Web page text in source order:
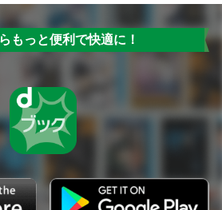
もっと便利で快適に！